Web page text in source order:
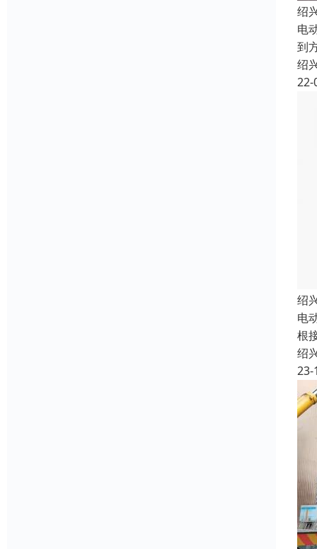
绍
电
到
绍
22-
绍
电
根
绍
23-